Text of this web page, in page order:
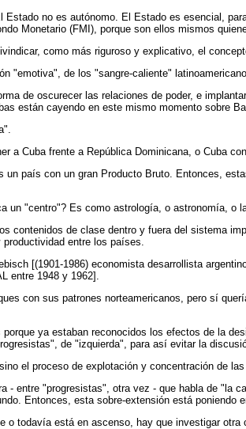
no es autónomo. El Estado es esencial,
Monetario (FMI), porque son ellos mismos
como más riguroso y explicativo, el
"emotiva", de los "sangre-caliente"
de oscurecer las relaciones de poder, e
están cayendo en este mismo momento sobre
a Cuba frente a República Dominicana, o Cuba
un país con un gran Producto Bruto. Entonces,
"centro"? Es como astrología, o astronomía, o
contenidos de clase dentro y fuera del sistema
entre los países.
[(1901-1986) economista desarrollista
entre 1948 y 1962].
con sus patrones norteamericanos, pero sí
ya estaban reconocidos los efectos de la
de "izquierda", para así evitar la
el proceso de explotación y concentración de
- entre "progresistas", otra vez - que habla de
Entonces, esta sobre-extensión está poniendo
o todavía está en ascenso, hay que investigar